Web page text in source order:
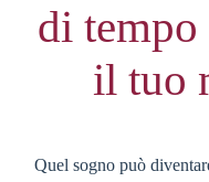
di tempo
il tuo
Quel sogno può